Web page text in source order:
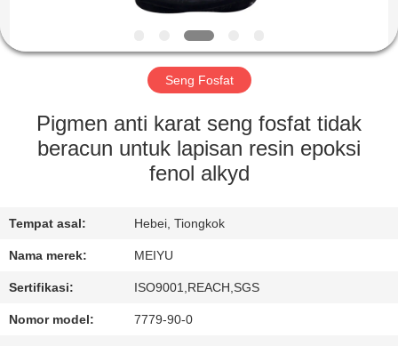
TENTANG
KAMI
TUR
PABRIK
KUALITAS
HUBUNGI
KAMI
Seng Fosfat
Pigmen anti karat seng fosfat tidak
beracun untuk lapisan resin epoksi
fenol alkyd
Tempat asal: Hebei, Tiongkok
Nama merek: MEIYU
Sertifikasi: ISO9001,REACH,SGS
Nomor model: 7779-90-0